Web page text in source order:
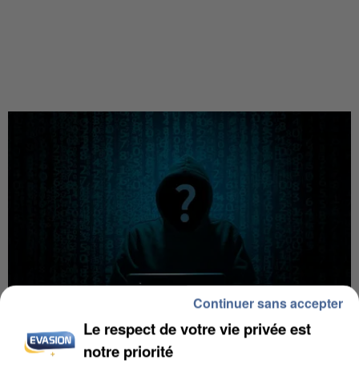
Le respect de votre vie privée est
notre priorité
Continuer sans accepter